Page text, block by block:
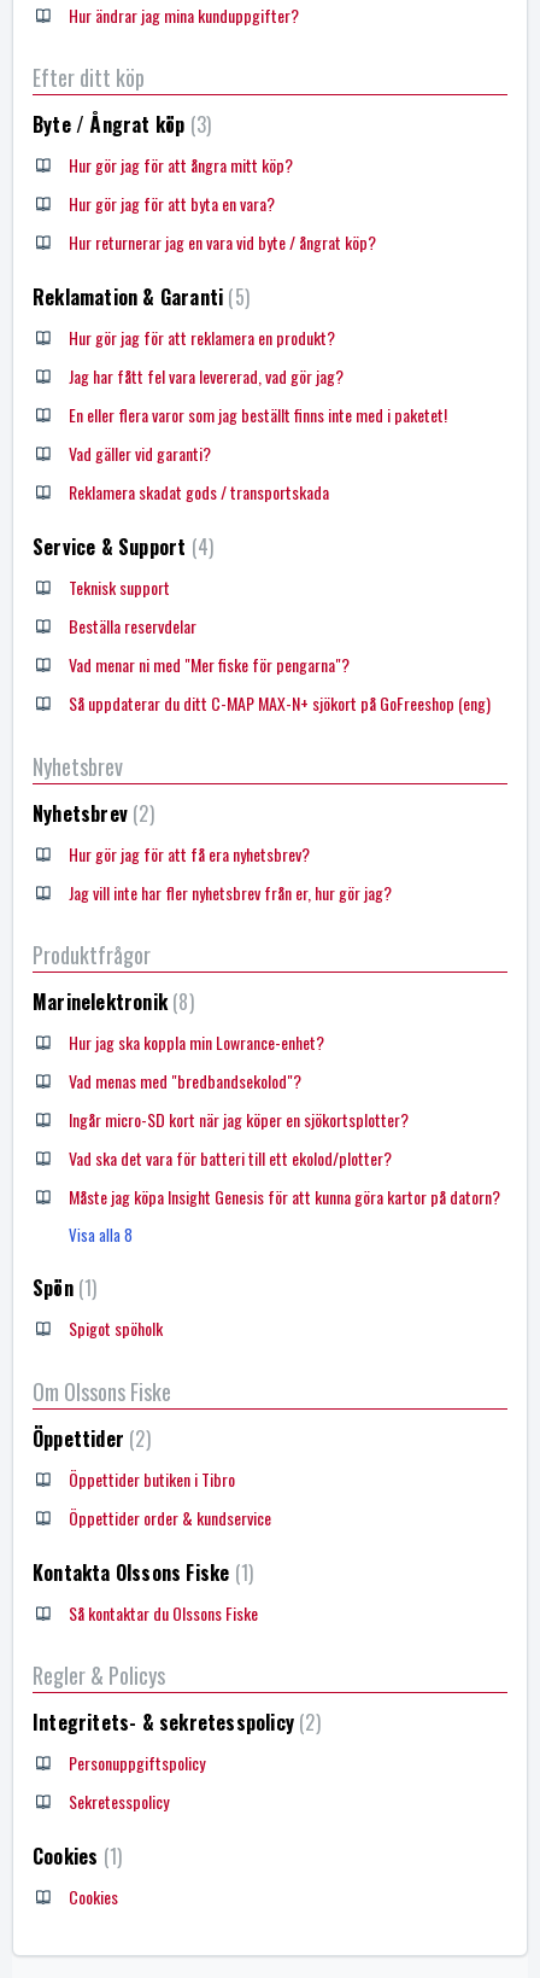
Hur ändrar jag mina kunduppgifter?
Efter ditt köp
Byte / Ångrat köp 3
Hur gör jag för att ångra mitt köp?
Hur gör jag för att byta en vara?
Hur returnerar jag en vara vid byte / ångrat köp?
Reklamation & Garanti 5
Hur gör jag för att reklamera en produkt?
Jag har fått fel vara levererad, vad gör jag?
En eller flera varor som jag beställt finns inte med i paketet!
Vad gäller vid garanti?
Reklamera skadat gods / transportskada
Service & Support 4
Teknisk support
Beställa reservdelar
Vad menar ni med "Mer fiske för pengarna"?
Så uppdaterar du ditt C-MAP MAX-N+ sjökort på GoFreeshop (eng)
Nyhetsbrev
Nyhetsbrev 2
Hur gör jag för att få era nyhetsbrev?
Jag vill inte har fler nyhetsbrev från er, hur gör jag?
Produktfrågor
Marinelektronik 8
Hur jag ska koppla min Lowrance-enhet?
Vad menas med "bredbandsekolod"?
Ingår micro-SD kort när jag köper en sjökortsplotter?
Vad ska det vara för batteri till ett ekolod/plotter?
Måste jag köpa Insight Genesis för att kunna göra kartor på datorn?
Visa alla 8
Spön 1
Spigot spöholk
Om Olssons Fiske
Öppettider 2
Öppettider butiken i Tibro
Öppettider order & kundservice
Kontakta Olssons Fiske 1
Så kontaktar du Olssons Fiske
Regler & Policys
Integritets- & sekretesspolicy 2
Personuppgiftspolicy
Sekretesspolicy
Cookies 1
Cookies